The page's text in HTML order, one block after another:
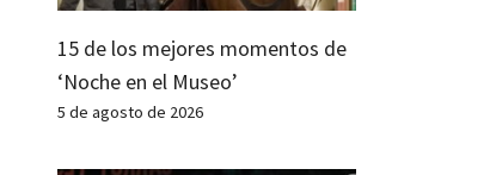
15 de los mejores momentos de
‘Noche en el Museo’
5 de agosto de 2026